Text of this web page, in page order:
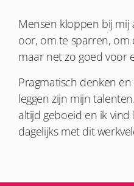
Mensen kloppen bij
oor, om te sparren, om
maar net zo goed voor
Pragmatisch denken
leggen zijn mijn
altijd geboeid en ik
dagelijks met dit